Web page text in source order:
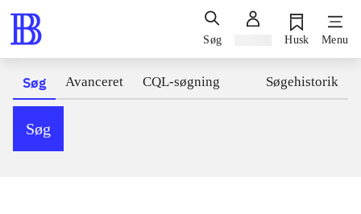
Søg Husk Menu
Søg Avanceret CQL-søgning Søgehistorik
Søg